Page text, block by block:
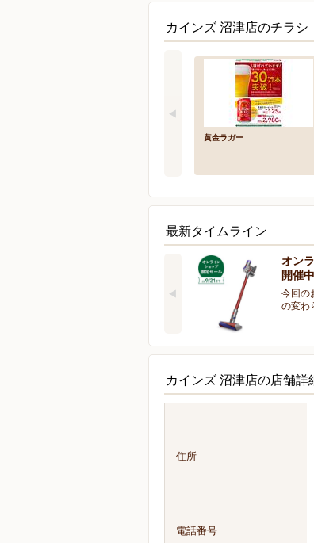
カインズ 沼津店のチラ
黄金ラガー
最新タイムライン
オン
開催
今回の
の変わ
カインズ 沼津店の店舗詳
住所
電話番号